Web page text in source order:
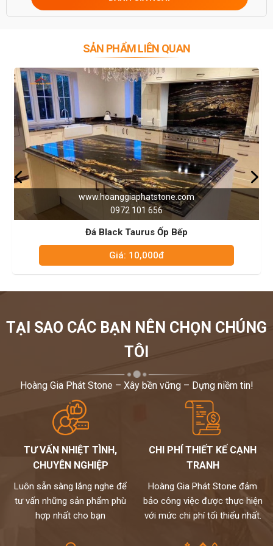
0946916986
SẢN PHẨM LIÊN QUAN
www.hoanggiaphatstone.com
0972 101 656
Đá Black Taurus Ốp Bếp
TẠI SAO CÁC BẠN NÊN CHỌN CHÚNG
TÔI
Hoàng Gia Phát Stone – Xây bền vững – Dựng niềm tin!
TƯ VẤN NHIỆT TÌNH,
CHUYÊN NGHIỆP
Luôn sẵn sàng lắng nghe để
tư vấn những sản phẩm phù
hợp nhất cho bạn
CHI PHÍ THIẾT KẾ CẠNH
TRANH
Hoàng Gia Phát Stone đảm
bảo công việc được thực hiện
với mức chi phí tối thiểu nhất.